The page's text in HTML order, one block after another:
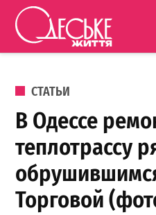
Перейти к содержанию
ОПУБЛИКОВАНО В
СТАТЬИ
В Одессе
теплотрассу
Торговой